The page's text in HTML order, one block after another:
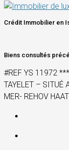
Crédit Immobilier en
Biens consultés
#REF YS 11972
TAYELET – SITUÉ
MER- REHOV